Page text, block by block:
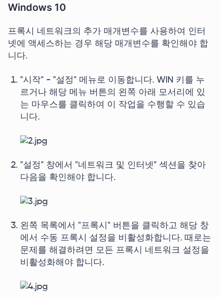
Windows 10
프록시 네트워크의 추가 매개변수를 사용하여 인터
넷에 액세스하는 경우 해당 매개변수를 확인해야 합
니다.
"시작" - "설정" 메뉴로 이동합니다. WIN 키를 누
르거나 해당 메뉴 버튼의 왼쪽 아래 모서리에 있
는 마우스를 클릭하여 이 작업을 수행할 수 있습
니다.
"설정" 창에서 "네트워크 및 인터넷" 섹션을 찾아
다음을 확인해야 합니다.
왼쪽 목록에서 "프록시" 버튼을 클릭하고 해당 창
에서 수동 프록시 설정을 비활성화합니다. 때로는
문제를 해결하려면 모든 프록시 네트워크 설정을
비활성화해야 합니다.